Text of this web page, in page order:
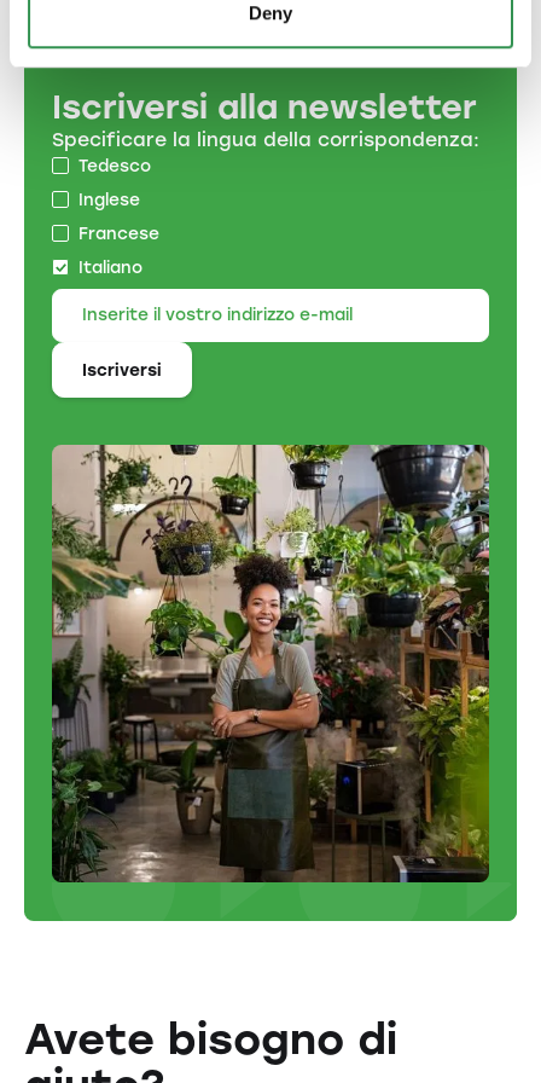
Deny
Iscriversi alla newsletter
Specificare la lingua della corrispondenza:
Tedesco
Inglese
Francese
Italiano
Avete bisogno di